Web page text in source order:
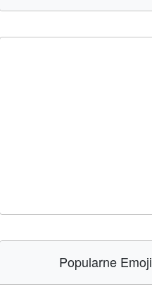
Popularne Emoji